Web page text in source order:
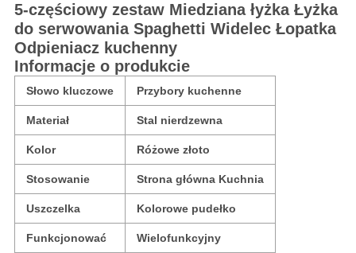
5-częściowy zestaw Miedziana łyżka Łyżka
do serwowania Spaghetti Widelec Łopatka
Odpieniacz kuchenny
Informacje o produkcie
Słowo kluczowe Przybory kuchenne
Materiał Stal nierdzewna
Kolor Różowe złoto
Stosowanie Strona główna Kuchnia
Uszczelka Kolorowe pudełko
Funkcjonować Wielofunkcyjny